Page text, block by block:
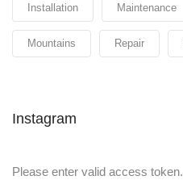
Installation Maintenance
Mountains Repair
Instagram
Please enter valid access token.